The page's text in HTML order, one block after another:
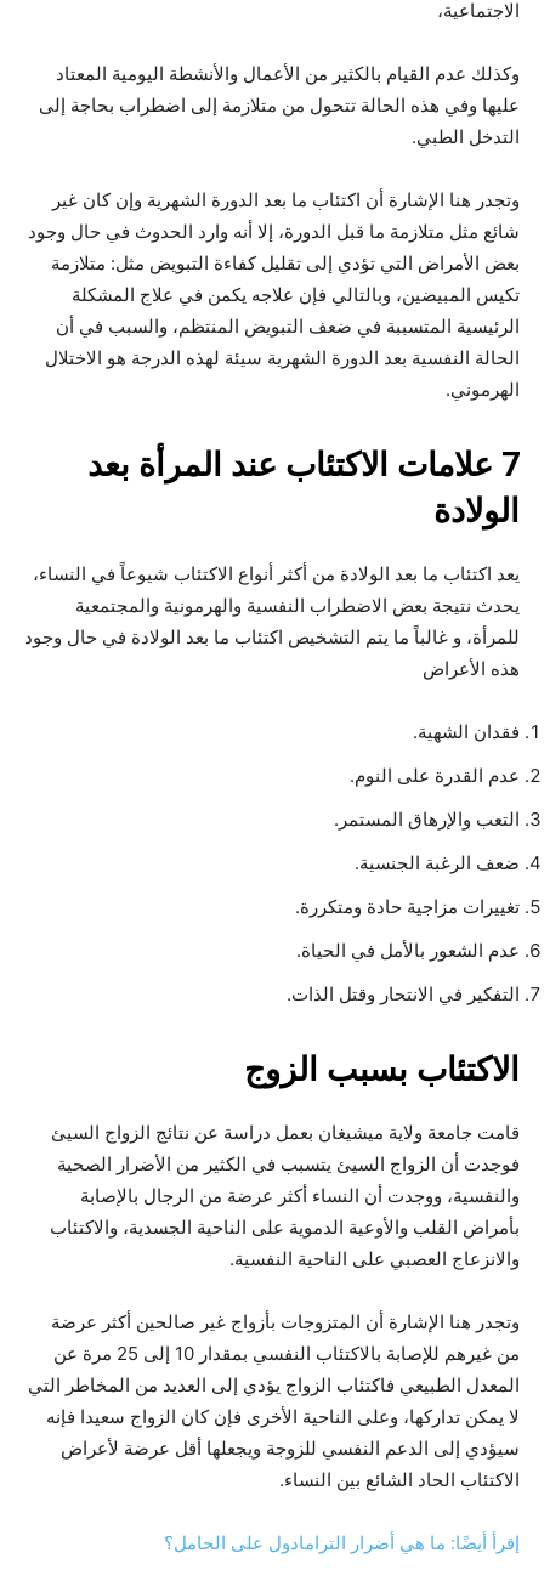
الاجتماعية،
وكذلك عدم القيام بالكثير من الأعمال والأنشطة اليومية المعتاد
عليها وفي هذه الحالة تتحول من متلازمة إلى اضطراب بحاجة إلى
التدخل الطبي.
وتجدر هنا الإشارة أن اكتئاب ما بعد الدورة الشهرية وإن كان غير
شائع مثل متلازمة ما قبل الدورة، إلا أنه وارد الحدوث في حال وجود
بعض الأمراض التي تؤدي إلى تقليل كفاءة التبويض مثل: متلازمة
تكيس المبيضين، وبالتالي فإن علاجه يكمن في علاج المشكلة
الرئيسية المتسببة في ضعف التبويض المنتظم، والسبب في أن
الحالة النفسية بعد الدورة الشهرية سيئة لهذه الدرجة هو الاختلال
الهرموني.
7 علامات الاكتئاب عند المرأة بعد
الولادة
يعد اكتئاب ما بعد الولادة من أكثر أنواع الاكتئاب شيوعاً في النساء،
يحدث نتيجة بعض الاضطراب النفسية والهرمونية والمجتمعية
للمرأة، و غالباً ما يتم التشخيص اكتئاب ما بعد الولادة في حال وجود
هذه الأعراض
فقدان الشهية.
عدم القدرة على النوم.
التعب والإرهاق المستمر.
ضعف الرغبة الجنسية.
تغييرات مزاجية حادة ومتكررة.
عدم الشعور بالأمل في الحياة.
التفكير في الانتحار وقتل الذات.
الاكتئاب بسبب الزوج
قامت جامعة ولاية ميشيغان بعمل دراسة عن نتائج الزواج السيئ
فوجدت أن الزواج السيئ يتسبب في الكثير من الأضرار الصحية
والنفسية، ووجدت أن النساء أكثر عرضة من الرجال بالإصابة
بأمراض القلب والأوعية الدموية على الناحية الجسدية، والاكتئاب
والانزعاج العصبي على الناحية النفسية.
وتجدر هنا الإشارة أن المتزوجات بأزواج غير صالحين أكثر عرضة
من غيرهم للإصابة بالاكتئاب النفسي بمقدار 10 إلى 25 مرة عن
المعدل الطبيعي فاكتئاب الزواج يؤدي إلى العديد من المخاطر التي
لا يمكن تداركها، وعلى الناحية الأخرى فإن كان الزواج سعيدا فإنه
سيؤدي إلى الدعم النفسي للزوجة ويجعلها أقل عرضة لأعراض
الاكتئاب الحاد الشائع بين النساء.
إقرأ أيضًا: ما هي أضرار الترامادول على الحامل؟